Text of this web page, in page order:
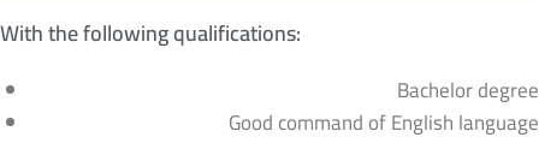
With the following qualifications:
Bachelor degree
Good command of English language